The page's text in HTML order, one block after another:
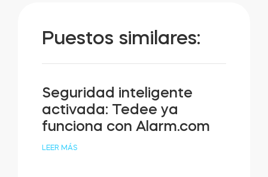
Puestos similares:
Seguridad inteligente
activada: Tedee ya
funciona con Alarm.com
LEER MÁS